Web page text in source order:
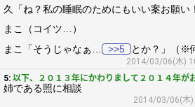
久「ね？私の睡眠のためにもいい案お願い
まこ（コイツ…）
まこ「そうじゃなぁ…
>>5 とか？」（※
2014/03/06(木)
5: 以下、２０１３年にかわりまして２０１４年が
姉である照に相談
2014/03/06(木)